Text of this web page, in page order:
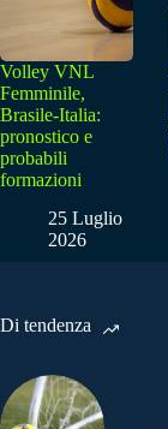
Volley VNL
Femminile,
Brasile-Italia:
pronostico e
probabili
formazioni
25 Luglio
2026
Di tendenza